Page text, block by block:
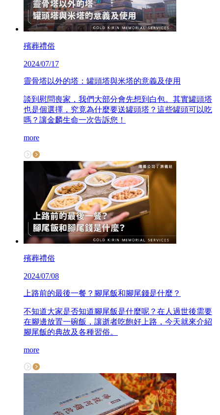
殯葬禮俗
2024/07/17
靈骨塔以外的塔：罐頭塔與米塔的意義及使用
談到慰問喪家，我們大部分會先想到白包。其實罐頭塔
也是個選擇，究竟為什麼要送罐頭塔？這些罐頭可以吃
嗎？讓金麟生命一次告訴您！
more
殯葬禮俗
2024/07/08
上路前的最後一餐？腳尾飯和腳尾錢是什麼？
不知道大家是否知道腳尾飯是什麼呢？在人過世後需要
在腳邊放置一碗飯，讓逝者吃飽好上路，今天就來介紹
腳尾飯的典故及各種習俗。
more